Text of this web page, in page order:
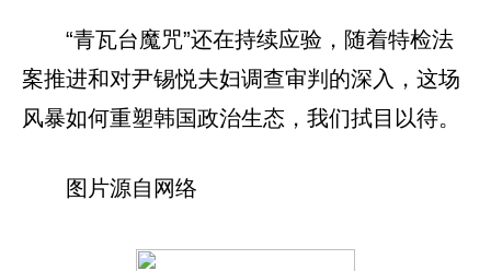
“青瓦台魔咒”还在持续应验，随着特检法
案推进和对尹锡悦夫妇调查审判的深入，这场
风暴如何重塑韩国政治生态，我们拭目以待。
图片源自网络